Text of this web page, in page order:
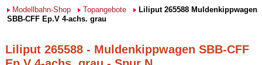
Modellbahn-Shop Topangebote
Liliput 265588 Muldenkippwagen
SBB-CFF Ep.V 4-achs. grau
Liliput 265588 - Muldenkippwagen SBB-CFF